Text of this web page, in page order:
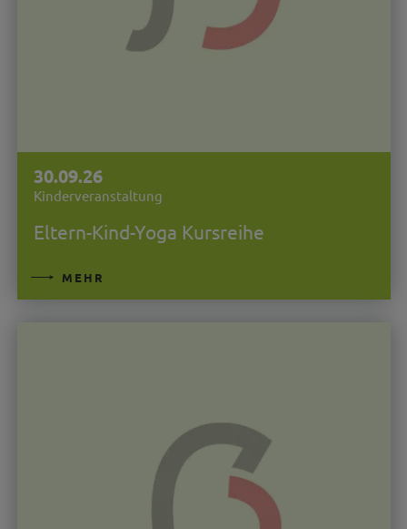
30.09.26
Kinderveranstaltung
Eltern-Kind-Yoga Kursreihe
MEHR